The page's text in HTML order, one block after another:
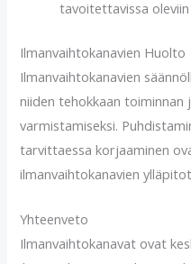
tavoitettavissa oleviin
Ilmanvaihtokanavien Huolto
Ilmanvaihtokanavien
niiden tehokkaan toiminnan
varmistamiseksi.
tarvittaessa korjaaminen
ilmanvaihtokanavien
Yhteenveto
Ilmanvaihtokanavat ovat